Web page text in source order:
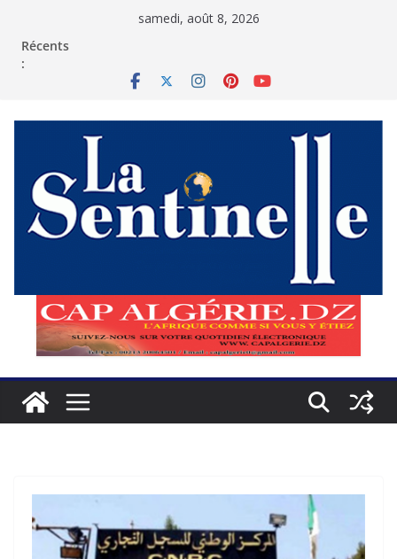
samedi, août 8, 2026
Récents
: